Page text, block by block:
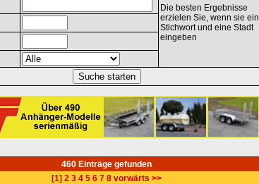
Die besten Ergebnisse
erzielen Sie, wenn sie ein
Stichwort und eine Stadt
eingeben
460 Einträge gefunden
[1] 2 3 4 5 6 7 8 vorwärts >>